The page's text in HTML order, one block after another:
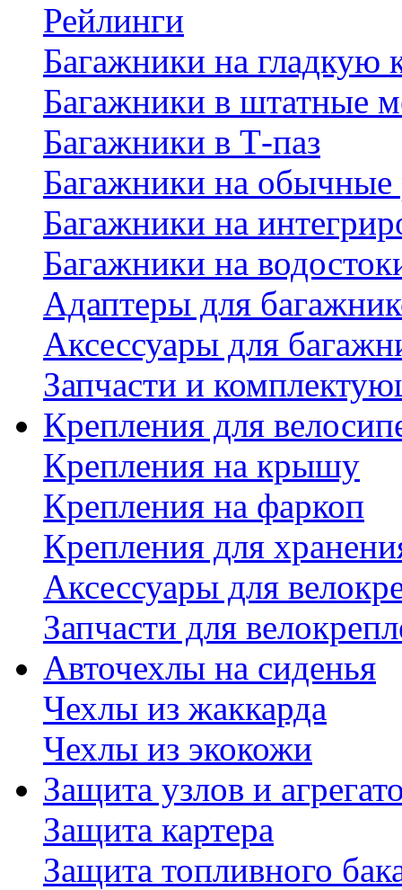
Рейлинги
Багажники на гладкую
Багажники в штатные
Багажники в Т-паз
Багажники на обычные
Багажники на
Багажники на
Адаптеры для
Аксессуары для
Запчасти и
Крепления для
Крепления на крышу
Крепления на фаркоп
Крепления для
Аксессуары для
Запчасти для
Авточехлы на сиденья
Чехлы из жаккарда
Чехлы из экокожи
Защита узлов и
Защита картера
Защита топливного